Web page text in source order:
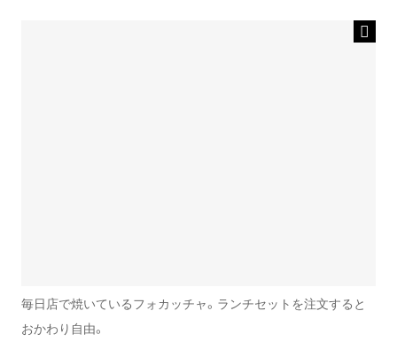
毎日店で焼いているフォカッチャ。ランチセットを注文すると
おかわり自由。